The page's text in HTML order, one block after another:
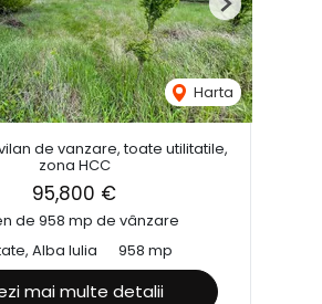
Harta
Next
de vanzare, toate utilitatile,
zona HCC
95,800 €
de 958 mp de vânzare
Alba Iulia
958 mp
mai multe detalii